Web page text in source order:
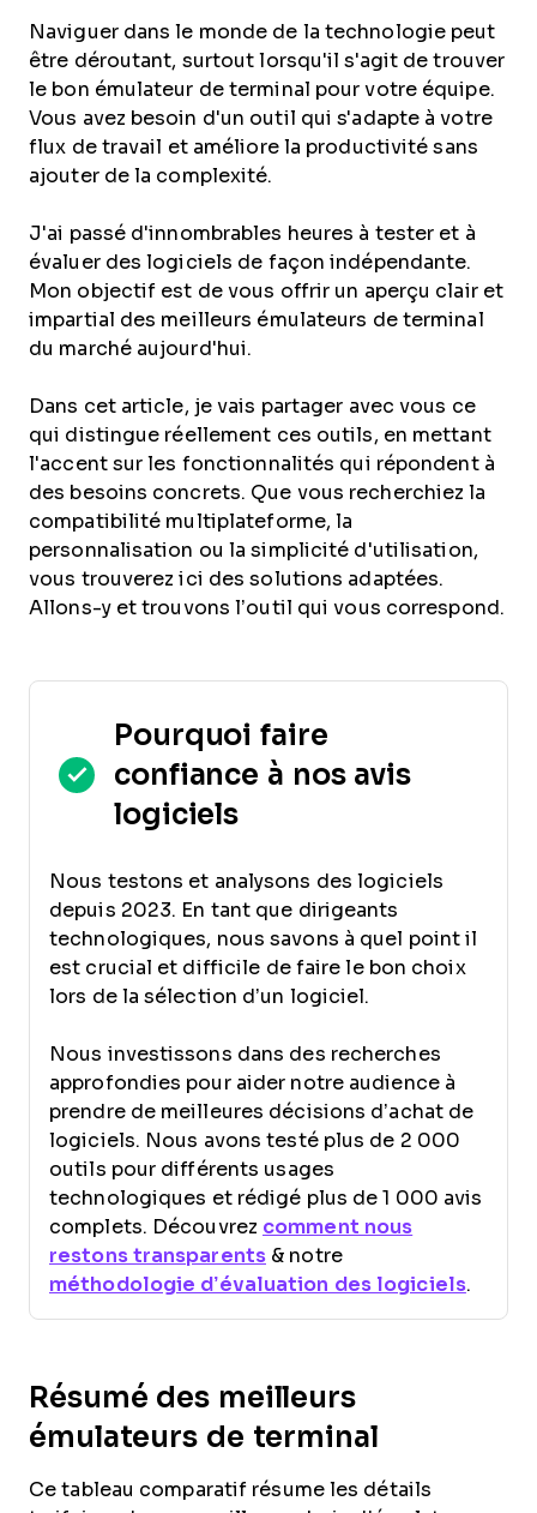
Naviguer dans le monde de la technologie peut
être déroutant, surtout lorsqu'il s'agit de trouver
le bon émulateur de terminal pour votre équipe.
Vous avez besoin d'un outil qui s'adapte à votre
flux de travail et améliore la productivité sans
ajouter de la complexité.
J'ai passé d'innombrables heures à tester et à
évaluer des logiciels de façon indépendante.
Mon objectif est de vous offrir un aperçu clair et
impartial des meilleurs émulateurs de terminal
du marché aujourd'hui.
Dans cet article, je vais partager avec vous ce
qui distingue réellement ces outils, en mettant
l'accent sur les fonctionnalités qui répondent à
des besoins concrets. Que vous recherchiez la
compatibilité multiplateforme, la
personnalisation ou la simplicité d'utilisation,
vous trouverez ici des solutions adaptées.
Allons-y et trouvons l’outil qui vous correspond.
Pourquoi faire
confiance à nos avis
logiciels
Nous testons et analysons des logiciels
depuis 2023. En tant que dirigeants
technologiques, nous savons à quel point il
est crucial et difficile de faire le bon choix
lors de la sélection d’un logiciel.
Nous investissons dans des recherches
approfondies pour aider notre audience à
prendre de meilleures décisions d’achat de
logiciels. Nous avons testé plus de 2 000
outils pour différents usages
technologiques et rédigé plus de 1 000 avis
complets. Découvrez comment nous
restons transparents & notre
méthodologie d’évaluation des logiciels.
Résumé des meilleurs
émulateurs de terminal
Ce tableau comparatif résume les détails